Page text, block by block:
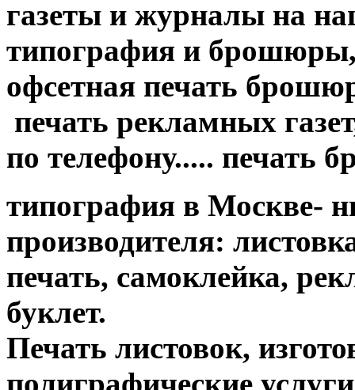
газеты и журналы на
типография и брошюры,
офсетная печать
печать рекламных
по телефону..... печать
типография в Москве-
производителя:
печать, самоклейка,
буклет.
Печать листовок,
полиграфические